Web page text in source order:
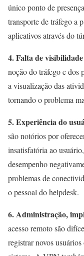
único ponto de
transporte de tráfego a
aplicativos através do
4. Falta de visibilidade
noção do tráfego e dos
a visualização das
tornando o problema
5. Experiência do
são notórios por
insatisfatória ao
desempenho
problemas de
o pessoal do helpdesk.
6. Administração,
acesso remoto são
registrar novos